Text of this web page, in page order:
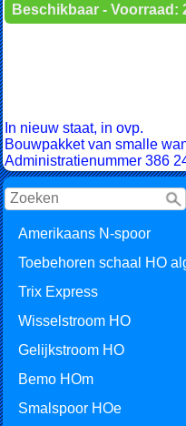
Amerikaans N-spoor
Toebehoren schaal HO
Trix Express
Wisselstroom HO
Gelijkstroom HO
Bemo HOm
Smalspoor HOe
Beschikbaar - Voorraad:
In nieuw staat, in ovp.
Bouwpakket van smalle
Administratienummer 386